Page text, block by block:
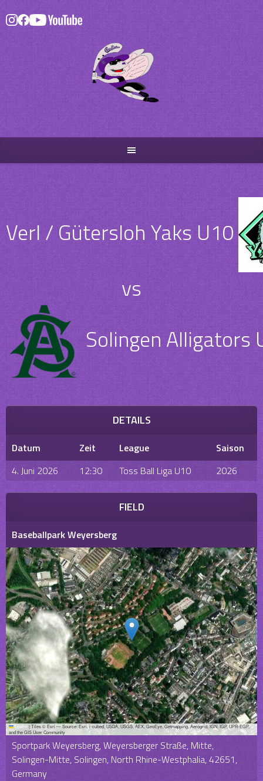
Skip
to
content
Verl / Gütersloh Yaks U10
vs
Solingen Alligators
DETAILS
Datum Zeit League
Saison
4. Juni 2026
12:30 Toss Ball Liga U10 2026
FIELD
Baseballpark Weyersberg
Leaflet |Tiles © Esri — Source: Esri, i-cubed, USDA, USGS, AEX, GeoEye, Getmapping, Aerogrid, IGN, IGP, UPR-EGP,
and the GIS User Community
Sportpark Weyersberg, Weyersberger Straße, Mitte,
Solingen-Mitte, Solingen, North Rhine-Westphalia, 42651,
Germany